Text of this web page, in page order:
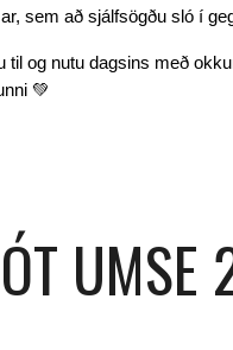
sem að sjálfsögðu sló í
og nutu dagsins með
💚